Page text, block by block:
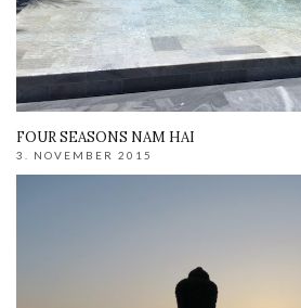
FOUR SEASONS NAM HAI
3. NOVEMBER 2015